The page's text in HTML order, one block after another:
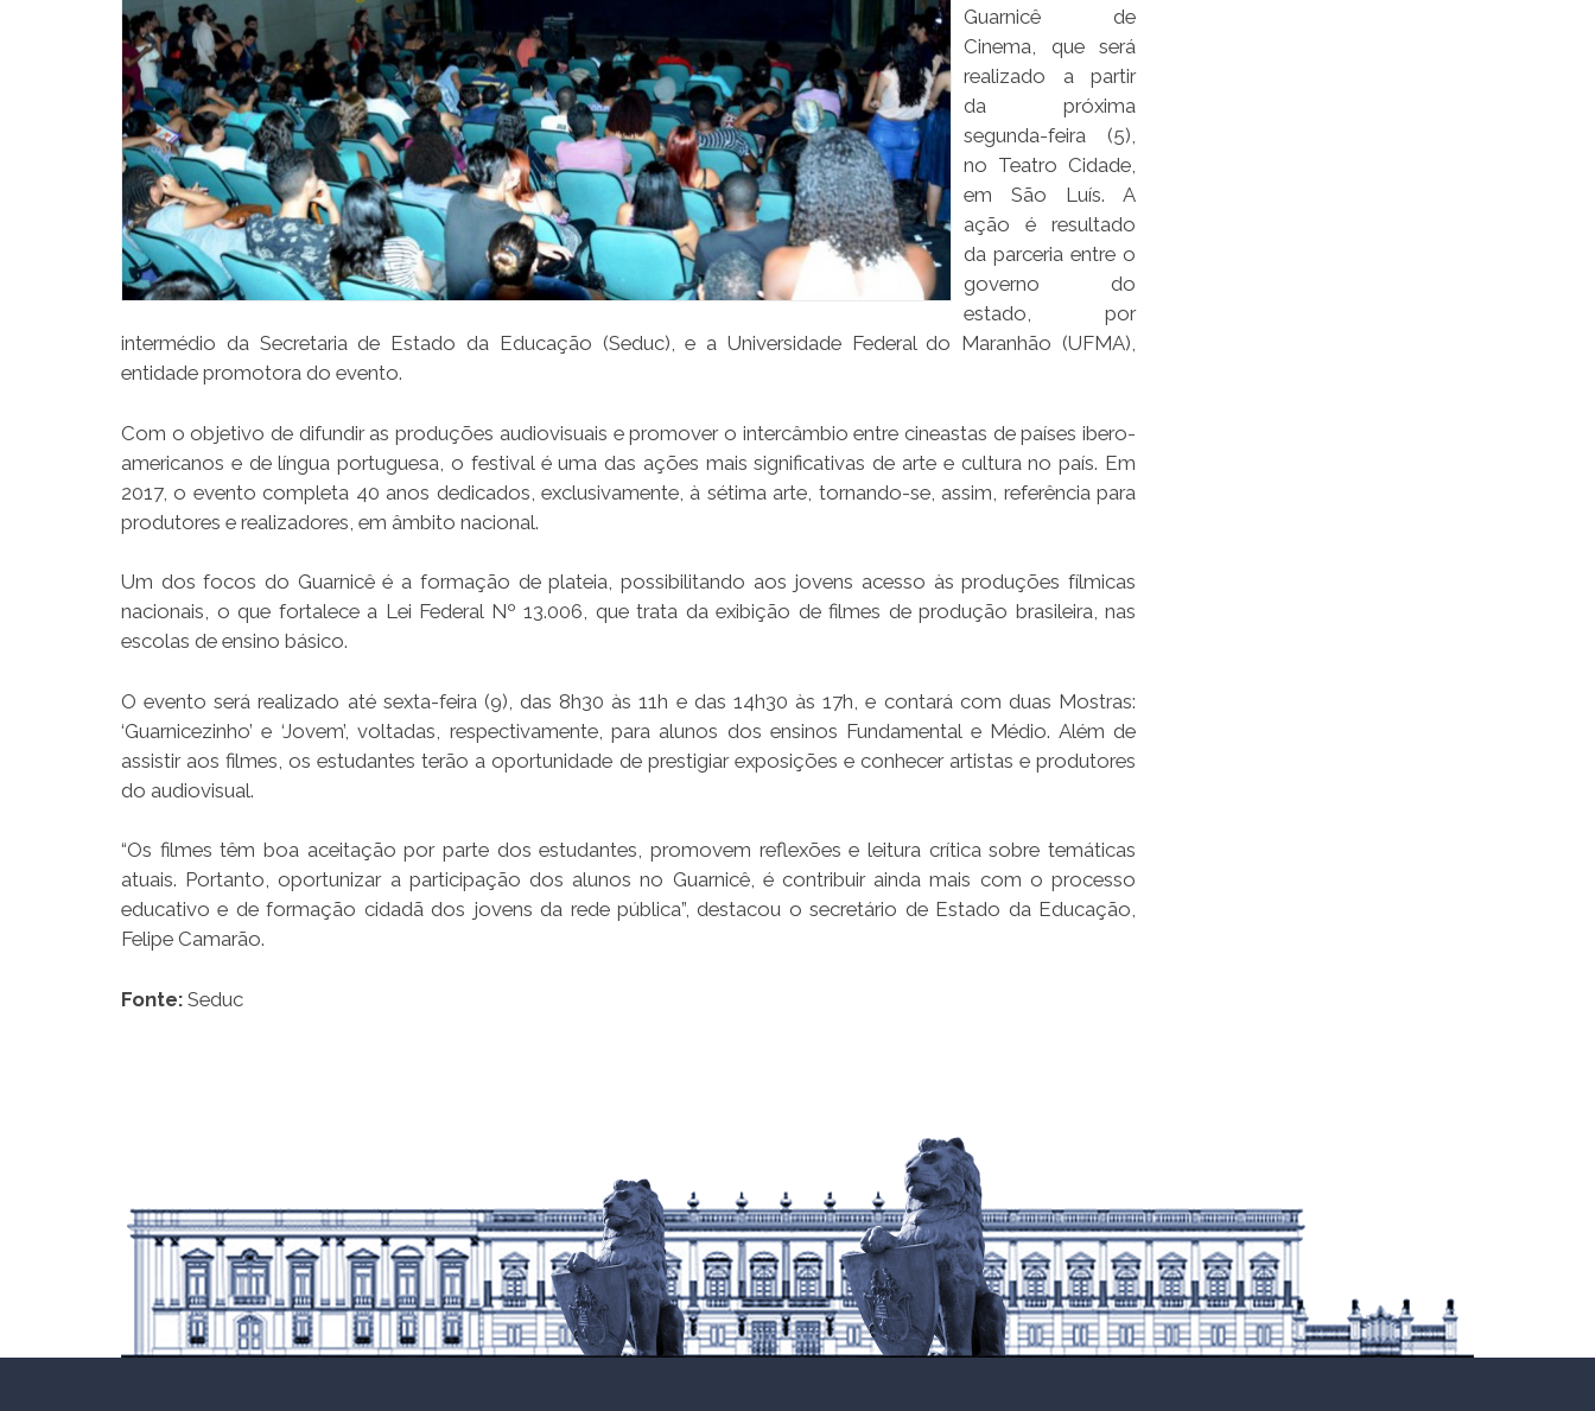
Guarnicê de
Cinema, que será
realizado a partir
da próxima
segunda-feira (5),
no Teatro Cidade,
em São Luís. A
ação é resultado
da parceria entre o
governo do
estado, por
intermédio da Secretaria de Estado da Educação (Seduc), e a Universidade Federal do Maranhão (UFMA),
entidade promotora do evento.
Com o objetivo de difundir as produções audiovisuais e promover o intercâmbio entre cineastas de países ibero-
americanos e de língua portuguesa, o festival é uma das ações mais significativas de arte e cultura no país. Em
2017, o evento completa 40 anos dedicados, exclusivamente, à sétima arte, tornando-se, assim, referência para
produtores e realizadores, em âmbito nacional.
Um dos focos do Guarnicê é a formação de plateia, possibilitando aos jovens acesso às produções fílmicas
nacionais, o que fortalece a Lei Federal Nº 13.006, que trata da exibição de filmes de produção brasileira, nas
escolas de ensino básico.
O evento será realizado até sexta-feira (9), das 8h30 às 11h e das 14h30 às 17h, e contará com duas Mostras:
‘Guarnicezinho’ e ‘Jovem’, voltadas, respectivamente, para alunos dos ensinos Fundamental e Médio. Além de
assistir aos filmes, os estudantes terão a oportunidade de prestigiar exposições e conhecer artistas e produtores
do audiovisual.
“Os filmes têm boa aceitação por parte dos estudantes, promovem reflexões e leitura crítica sobre temáticas
atuais. Portanto, oportunizar a participação dos alunos no Guarnicê, é contribuir ainda mais com o processo
educativo e de formação cidadã dos jovens da rede pública”, destacou o secretário de Estado da Educação,
Felipe Camarão.
Fonte: Seduc